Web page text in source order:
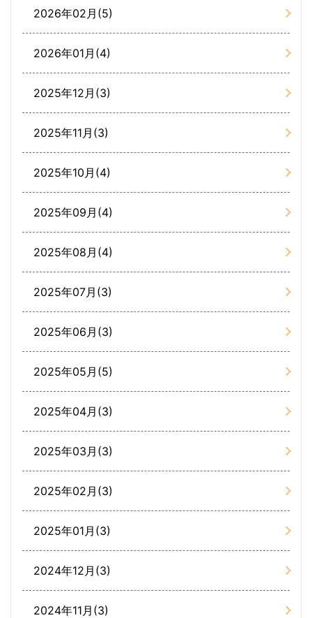
2026年02月(5)
2026年01月(4)
2025年12月(3)
2025年11月(3)
2025年10月(4)
2025年09月(4)
2025年08月(4)
2025年07月(3)
2025年06月(3)
2025年05月(5)
2025年04月(3)
2025年03月(3)
2025年02月(3)
2025年01月(3)
2024年12月(3)
2024年11月(3)